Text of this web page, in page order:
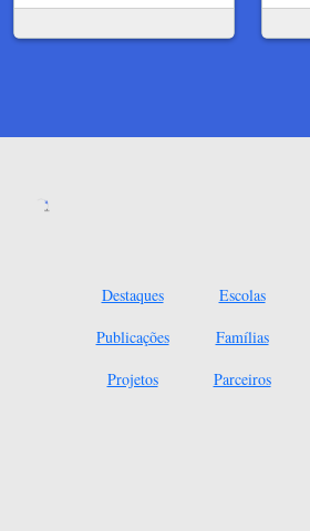
Destaques
Publicações
Projetos
Escolas
Famílias
Parceiros